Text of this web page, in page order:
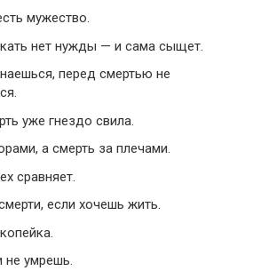
мужество.
нет нужды — и сама сыщет.
перед смертью не
уже гнездо свила.
а смерть за плечами.
сравняет.
если хочешь жить.
не умрешь.